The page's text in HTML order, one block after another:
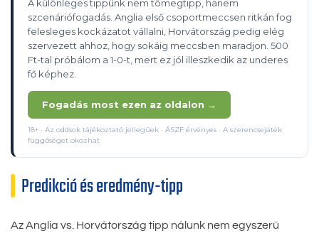
A különleges tippünk nem tömegtipp, hanem
szcenáriófogadás. Anglia első csoportmeccsen ritkán fog
felesleges kockázatot vállalni, Horvátország pedig elég
szervezett ahhoz, hogy sokáig meccsben maradjon. 500
Ft-tal próbálom a 1-0-t, mert ez jól illeszkedik az underes
fő képhez.
Fogadás most ezen az oldalon →
18+ · Az oddsok tájékoztató jellegűek · ÁSZF érvényes · A szerencsejáték
függőséget okozhat
Predikció és eredmény-tipp
Az Anglia vs. Horvátország tipp nálunk nem egyszerű